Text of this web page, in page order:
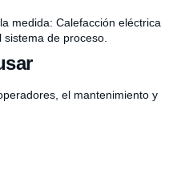
medida: Calefacción eléctrica
de proceso.
el mantenimiento y